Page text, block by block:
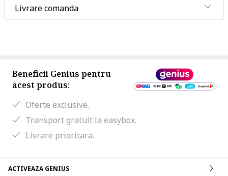
Livrare comanda
Beneficii Genius pentru
acest produs:
Oferte exclusive.
Transport gratuit la easybox.
Livrare prioritara.
ACTIVEAZA GENIUS